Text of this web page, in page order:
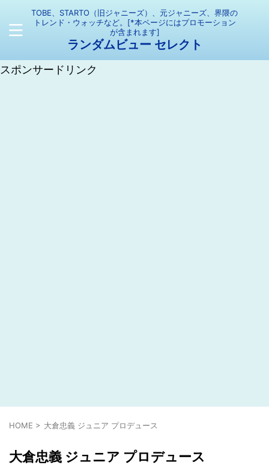
TOBE、STARTO（旧ジャニーズ）、元ジャニーズ、界隈の
トレンド・ウォッチなど。[*本ページにはプロモーション
が含まれます]
ランダムビュー セレクト
スポンサードリンク
HOME > 大倉忠義 ジュニア プロデュース
大倉忠義 ジュニア プロデュース